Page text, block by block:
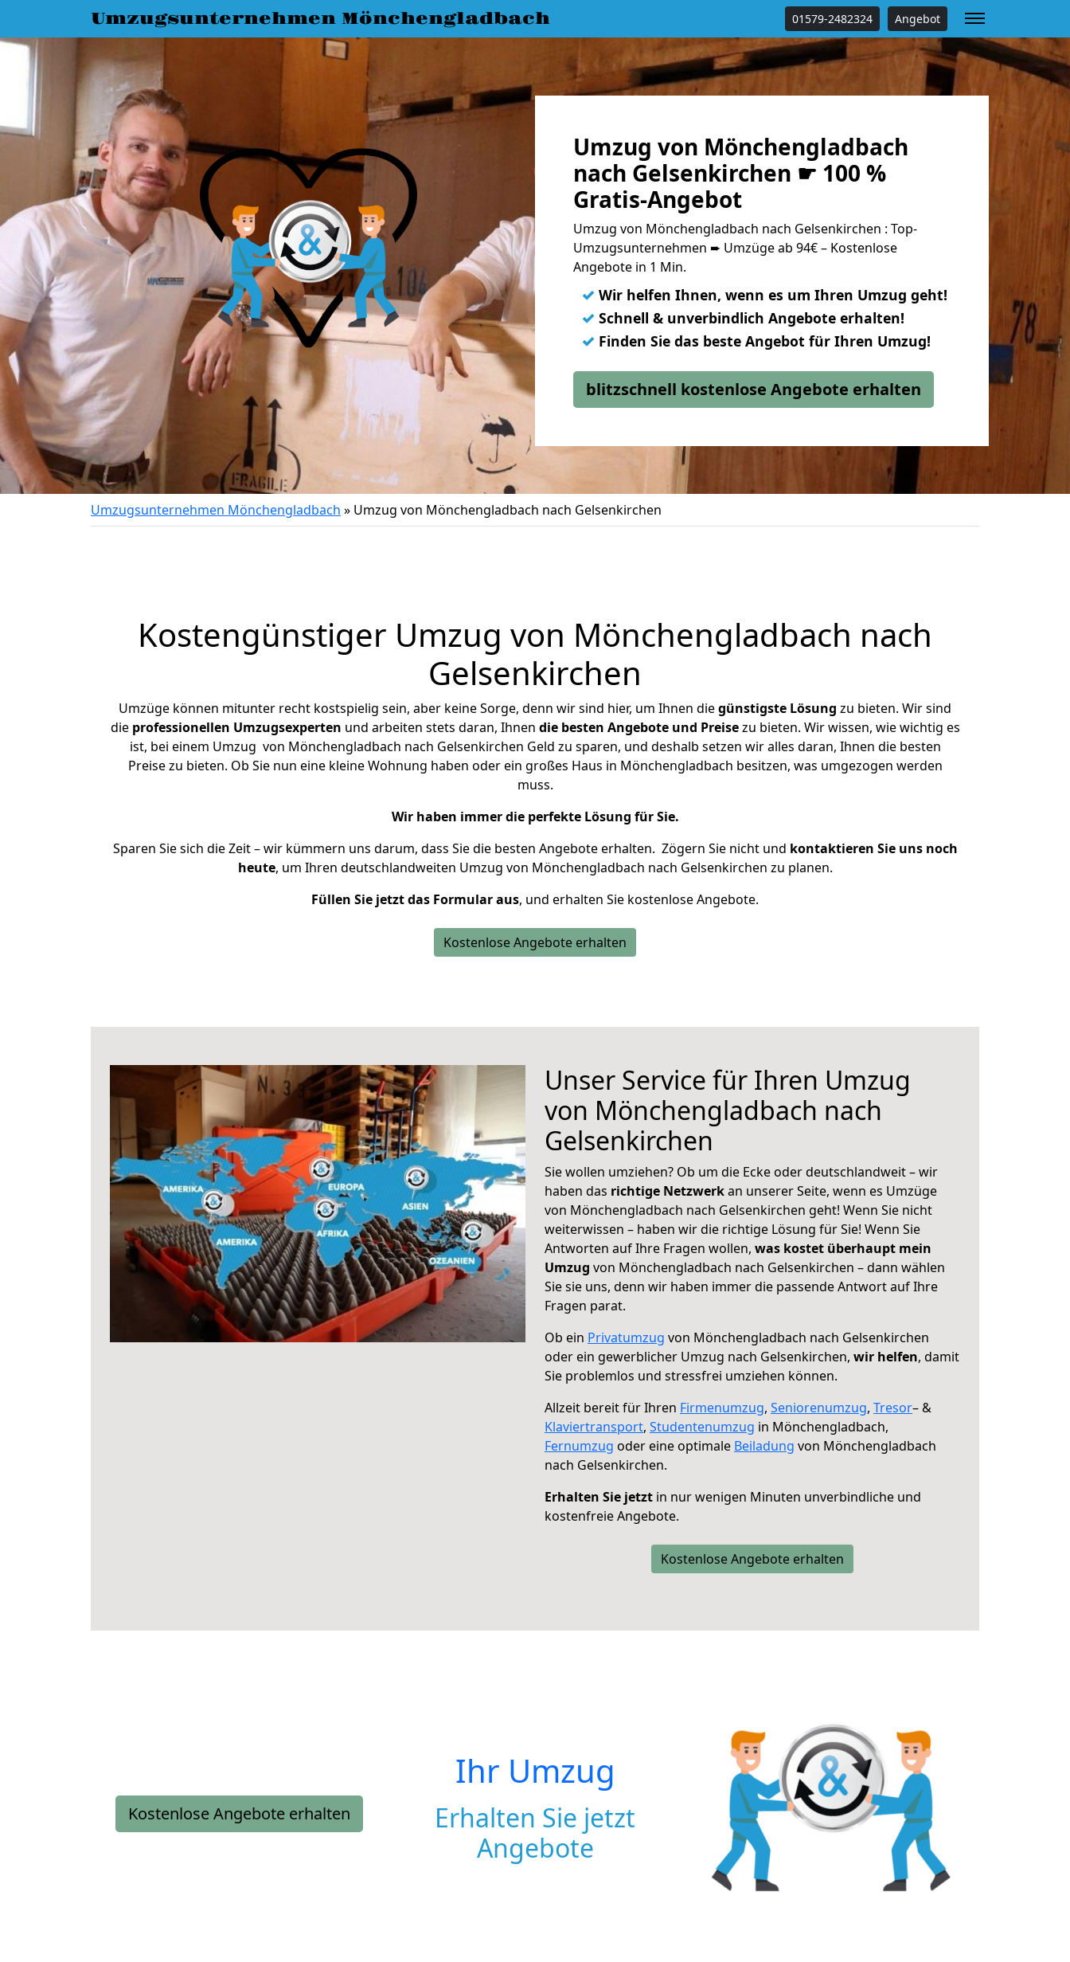
Umzugsunternehmen Mönchengladbach 01579-2482324 Angebot
Umzug von Mönchengladbach
nach Gelsenkirchen ☛ 100 %
Gratis-Angebot
Umzug von Mönchengladbach nach Gelsenkirchen : Top-
Umzugsunternehmen ➨ Umzüge ab 94€ – Kostenlose
Angebote in 1 Min.
✓ Wir helfen Ihnen, wenn es um Ihren Umzug geht!
✓ Schnell & unverbindlich Angebote erhalten!
✓ Finden Sie das beste Angebot für Ihren Umzug!
blitzschnell kostenlose Angebote erhalten
Umzugsunternehmen Mönchengladbach » Umzug von Mönchengladbach nach Gelsenkirchen
Kostengünstiger Umzug von Mönchengladbach nach
Gelsenkirchen
Umzüge können mitunter recht kostspielig sein, aber keine Sorge, denn wir sind hier, um Ihnen diegünstigste Lösung zu bieten. Wir sind
die professionellen Umzugsexperten und arbeiten stets daran, Ihnen die besten Angebote und Preisezu bieten. Wir wissen, wie wichtig es
ist, bei einem Umzug von Mönchengladbach nach Gelsenkirchen Geld zu sparen, und deshalb setzen wir alles daran, Ihnen die besten
Preise zu bieten. Ob Sie nun eine kleine Wohnung haben oder ein großes Haus in Mönchengladbach besitzen, was umgezogen werden
muss.
Wir haben immer die perfekte Lösung für Sie.
Sparen Sie sich die Zeit – wir kümmern uns darum, dass Sie die besten Angebote erhalten. Zögern Sie nicht und kontaktieren Sie uns noch
heute, um Ihren deutschlandweiten Umzug von Mönchengladbach nach Gelsenkirchen zu planen.
Füllen Sie jetzt das Formular aus, und erhalten Sie kostenlose Angebote.
Kostenlose Angebote erhalten
Unser Service für Ihren Umzug
von Mönchengladbach nach
Gelsenkirchen
Sie wollen umziehen? Ob um die Ecke oder deutschlandweit – wir
haben das richtige Netzwerkan unserer Seite, wenn es Umzüge
von Mönchengladbach nach Gelsenkirchen geht! Wenn Sie nicht
weiterwissen – haben wir die richtige Lösung für Sie! Wenn Sie
Antworten auf Ihre Fragen wollen, was kostet überhaupt mein
Umzug von Mönchengladbach nach Gelsenkirchen – dann wählen
Sie sie uns, denn wir haben immer die passende Antwort auf Ihre
Fragen parat.
Ob ein Privatumzug von Mönchengladbach nach Gelsenkirchen
oder ein gewerblicher Umzug nach Gelsenkirchen, wir helfen, damit
Sie problemlos und stressfrei umziehen können.
Allzeit bereit für Ihren Firmenumzug, Seniorenumzug, Tresor– &
Klaviertransport, Studentenumzug in Mönchengladbach,
Fernumzug oder eine optimale Beiladung von Mönchengladbach
nach Gelsenkirchen.
Erhalten Sie jetzt in nur wenigen Minuten unverbindliche und
kostenfreie Angebote.
Kostenlose Angebote erhalten
Kostenlose Angebote erhalten
Ihr Umzug
Erhalten Sie jetzt
Angebote